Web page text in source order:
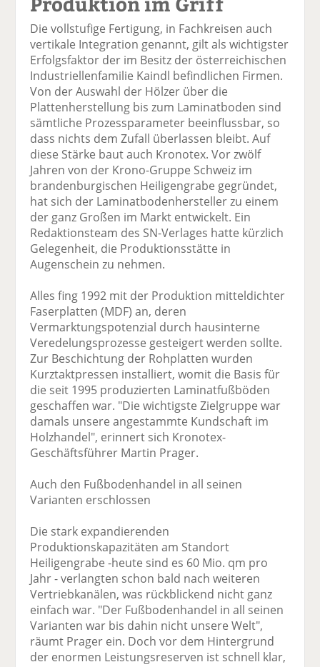
Die vollstufige Fertigung, in Fachkreisen auch
vertikale Integration genannt, gilt als wichtigster
Erfolgsfaktor der im Besitz der österreichischen
Industriellenfamilie Kaindl befindlichen Firmen.
Von der Auswahl der Hölzer über die
Plattenherstellung bis zum Laminatboden sind
sämtliche Prozessparameter beeinflussbar, so
dass nichts dem Zufall überlassen bleibt. Auf
diese Stärke baut auch Kronotex. Vor zwölf
Jahren von der Krono-Gruppe Schweiz im
brandenburgischen Heiligengrabe gegründet,
hat sich der Laminatbodenhersteller zu einem
der ganz Großen im Markt entwickelt. Ein
Redaktionsteam des SN-Verlages hatte kürzlich
Gelegenheit, die Produktionsstätte in
Augenschein zu nehmen.
Alles fing 1992 mit der Produktion mitteldichter
Faserplatten (MDF) an, deren
Vermarktungspotenzial durch hausinterne
Veredelungsprozesse gesteigert werden sollte.
Zur Beschichtung der Rohplatten wurden
Kurztaktpressen installiert, womit die Basis für
die seit 1995 produzierten Laminatfußböden
geschaffen war. "Die wichtigste Zielgruppe war
damals unsere angestammte Kundschaft im
Holzhandel", erinnert sich Kronotex-
Geschäftsführer Martin Prager.
Auch den Fußbodenhandel in all seinen
Varianten erschlossen
Die stark expandierenden
Produktionskapazitäten am Standort
Heiligengrabe -heute sind es 60 Mio. qm pro
Jahr - verlangten schon bald nach weiteren
Vertriebkanälen, was rückblickend nicht ganz
einfach war. "Der Fußbodenhandel in all seinen
Varianten war bis dahin nicht unsere Welt",
räumt Prager ein. Doch vor dem Hintergrund
der enormen Leistungsreserven ist schnell klar,